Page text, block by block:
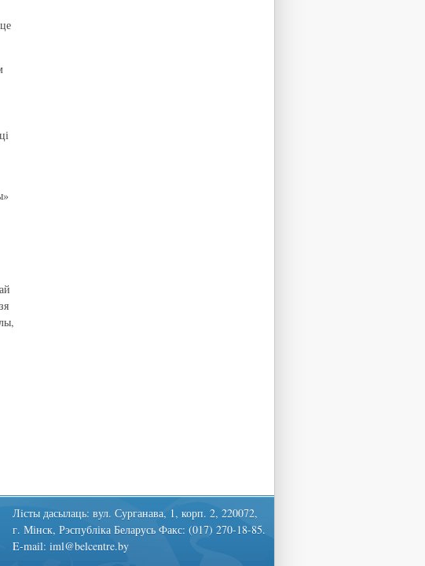
Лiсты дасылаць: вул. Сурганава, 1, корп. 2, 220072,
г. Мінск, Рэспубліка Беларусь Факс: (017) 270-18-85.
E-mail: iml@belcentre.by